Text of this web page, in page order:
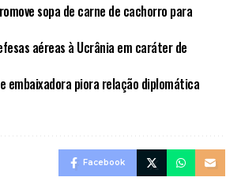
sopa de carne de cachorro para
aéreas à Ucrânia em caráter de
embaixadora piora relação diplomática
Facebook